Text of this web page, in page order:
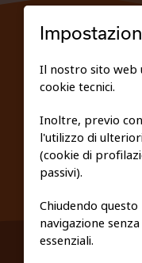
Il nostro sito web
cookie tecnici.
Inoltre, previo
l'utilizzo di
(cookie di
passivi).
Chiudendo
navigazione
essenziali.